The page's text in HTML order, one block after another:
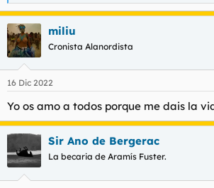
e
a
c
c
i
e
:
miliu
Cronista Alanordista
16 Dic 2022
Yo os amo a todos porque me dais la
Sir Ano de Bergerac
La becaria de Aramís Fuster.